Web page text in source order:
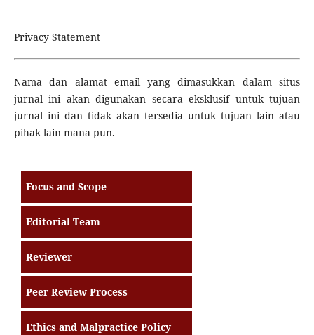
Privacy Statement
Nama dan alamat email yang dimasukkan dalam situs
jurnal ini akan digunakan secara eksklusif untuk tujuan
jurnal ini dan tidak akan tersedia untuk tujuan lain atau
pihak lain mana pun.
Focus and Scope
Editorial Team
Reviewer
Peer Review Process
Ethics and Malpractice Policy